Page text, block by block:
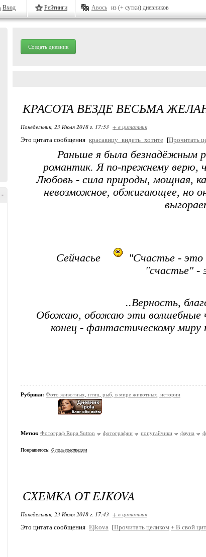
Вход Рейтинги Авось из (+ сутки) дневников
-
Создать дневник
КРАСОТА ВЕЗДЕ ВЕСЬМА
Понедельник, 23 Июля 2018 г. 17:53 + в цитатник
Это цитата сообщения красавицу_видеть_хотите [Прочитать
Раньше я была безнадёжным
романтик. Я по-прежнему верю,
Любовь - сила природы, мощная,
невозможное, обжигающее, но
Сейчасье
"Счастье - это
"счастье" -
..Верность,
Обожаю, обожаю эти волшебные
конец - фантастическому миру
Рубрики: Фото животных, птиц, рыб, в мире животных, истории
Метки: Фотограф Rupa Sutton фотографии попугайчики фауна
Понравилось: 6 пользователям
СХЕМКА ОТ EJKOVA
Понедельник, 23 Июля 2018 г. 17:43 + в цитатник
Это цитата сообщения Ejkova [Прочитать целиком + В свой